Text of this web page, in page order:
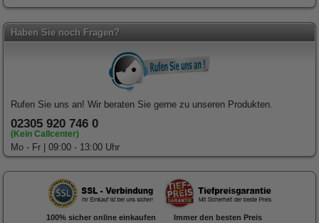
Haben Sie noch Fragen?
Rufen Sie uns an! Wir beraten Sie gerne zu unseren Produkten.
02305 920 746 0
(Kein Callcenter)
Mo - Fr | 09:00 - 13:00 Uhr
100% sicher online einkaufen
Immer den besten Preis